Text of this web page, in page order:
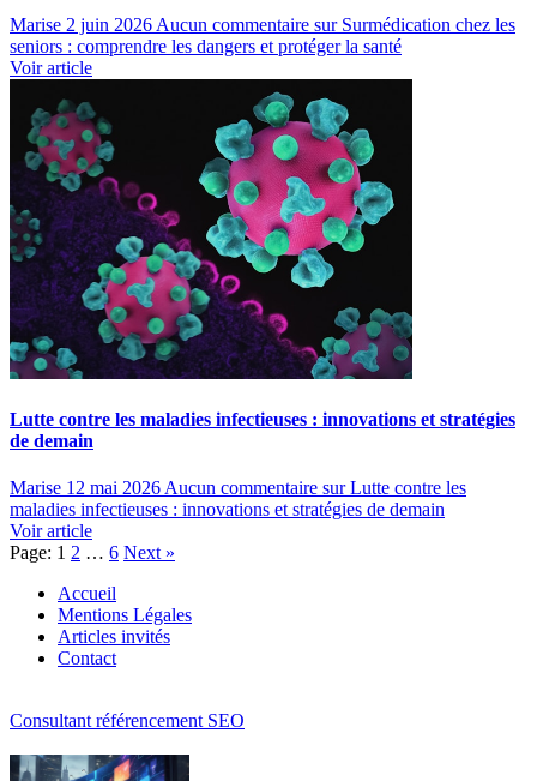
Marise 2 juin 2026 Aucun commentaire sur Surmédication chez les
seniors : comprendre les dangers et protéger la santé
Voir article
Lutte contre les maladies infectieuses : innovations et stratégies
de demain
Marise 12 mai 2026 Aucun commentaire sur Lutte contre les
maladies infectieuses : innovations et stratégies de demain
Voir article
Page: 1 2 … 6 Next »
Accueil
Mentions Légales
Articles invités
Contact
Consultant référencement SEO